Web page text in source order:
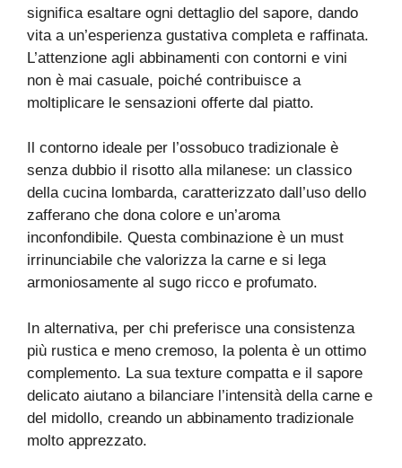
significa esaltare ogni dettaglio del sapore, dando
vita a un’esperienza gustativa completa e raffinata.
L’attenzione agli abbinamenti con contorni e vini
non è mai casuale, poiché contribuisce a
moltiplicare le sensazioni offerte dal piatto.
Il contorno ideale per l’ossobuco tradizionale è
senza dubbio il risotto alla milanese: un classico
della cucina lombarda, caratterizzato dall’uso dello
zafferano che dona colore e un’aroma
inconfondibile. Questa combinazione è un must
irrinunciabile che valorizza la carne e si lega
armoniosamente al sugo ricco e profumato.
In alternativa, per chi preferisce una consistenza
più rustica e meno cremoso, la polenta è un ottimo
complemento. La sua texture compatta e il sapore
delicato aiutano a bilanciare l’intensità della carne e
del midollo, creando un abbinamento tradizionale
molto apprezzato.